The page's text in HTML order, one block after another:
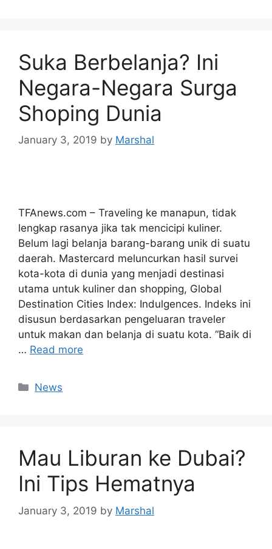
Suka Berbelanja? Ini
Negara-Negara Surga
Shoping Dunia
January 3, 2019 by Marshal
TFAnews.com – Traveling ke manapun, tidak
lengkap rasanya jika tak mencicipi kuliner.
Belum lagi belanja barang-barang unik di suatu
daerah. Mastercard meluncurkan hasil survei
kota-kota di dunia yang menjadi destinasi
utama untuk kuliner dan shopping, Global
Destination Cities Index: Indulgences. Indeks ini
disusun berdasarkan pengeluaran traveler
untuk makan dan belanja di suatu kota. “Baik di
… Read more
News
Mau Liburan ke Dubai?
Ini Tips Hematnya
January 3, 2019 by Marshal